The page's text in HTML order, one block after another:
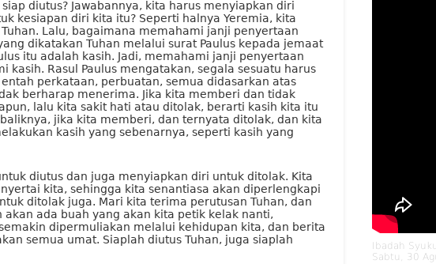
diutus? Jawabannya, kita harus menyiapkan diri
kesiapan diri kita itu? Seperti halnya Yeremia, kita
Lalu, bagaimana memahami janji penyertaan
dikatakan Tuhan melalui surat Paulus kepada jemaat
itu adalah kasih. Jadi, memahami janji penyertaan
kasih. Rasul Paulus mengatakan, segala sesuatu harus
perkataan, perbuatan, semua didasarkan atas
berharap menerima. Jika kita memberi dan tidak
lalu kita sakit hati atau ditolak, berarti kasih kita itu
jika kita memberi, dan ternyata ditolak, dan kita
kasih yang sebenarnya, seperti kasih yang
diutus dan juga menyiapkan diri untuk ditolak. Kita
kita, sehingga kita senantiasa akan diperlengkapi
ditolak juga. Mari kita terima perutusan Tuhan, dan
ada buah yang akan kita petik kelak nanti,
dipermuliakan melalui kehidupan kita, dan berita
semua umat. Siaplah diutus Tuhan, juga siaplah
Ibadah
Sabtu, 30